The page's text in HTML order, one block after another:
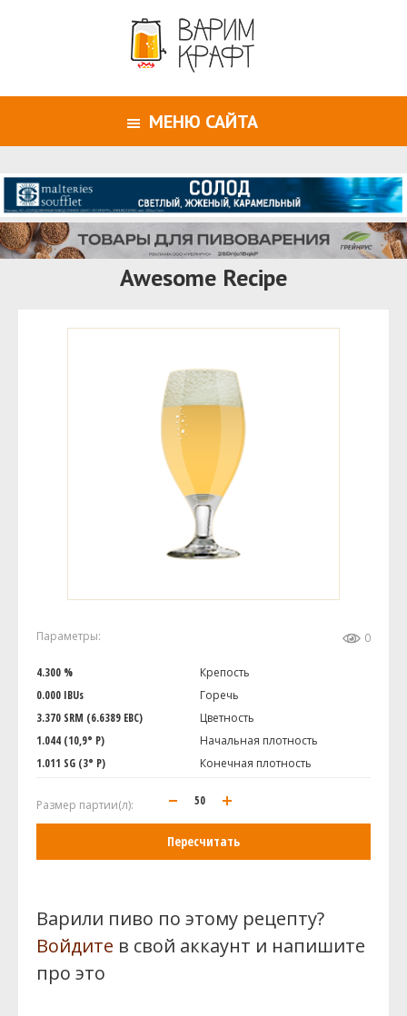
МЕНЮ САЙТА
Awesome Recipe
Параметры: 0
4.300 %
Крепость
0.000 IBUs
Горечь
3.370 SRM (6.6389 EBC)
Цветность
1.044 (10,9° P)
Начальная плотность
1.011 SG (3° P)
Конечная плотность
Размер партии(л):
Пересчитать
Варили пиво по этому рецепту?
Войдите в свой аккаунт и напишите
про это